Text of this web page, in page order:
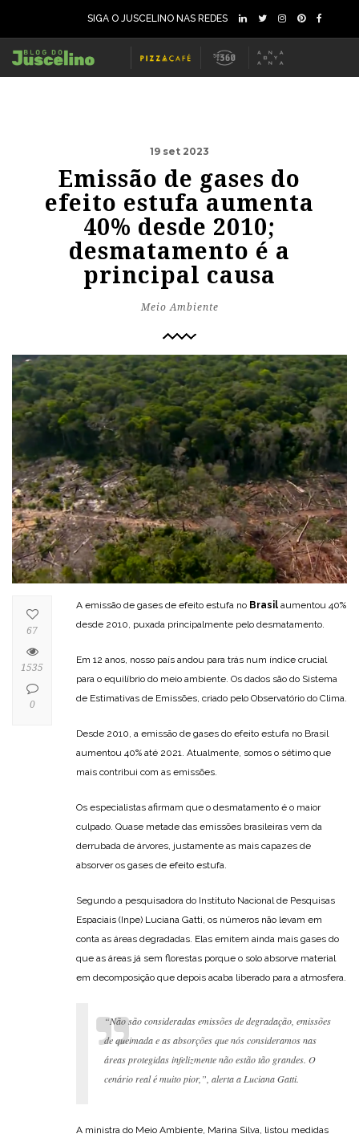
SIGA O JUSCELINO NAS REDES
19 set 2023
Emissão de gases do
efeito estufa aumenta
40% desde 2010;
desmatamento é a
principal causa
Meio Ambiente
A emissão de gases de efeito estufa no Brasil aumentou 40%
desde 2010, puxada principalmente pelo desmatamento.
Em 12 anos, nosso país andou para trás num índice crucial
para o equilíbrio do meio ambiente. Os dados são do Sistema
de Estimativas de Emissões, criado pelo Observatório do Clima.
Desde 2010, a emissão de gases do efeito estufa no Brasil
aumentou 40% até 2021. Atualmente, somos o sétimo que
mais contribui com as emissões.
Os especialistas afirmam que o desmatamento é o maior
culpado. Quase metade das emissões brasileiras vem da
derrubada de árvores, justamente as mais capazes de
absorver os gases de efeito estufa.
Segundo a pesquisadora do Instituto Nacional de Pesquisas
Espaciais (Inpe) Luciana Gatti, os números não levam em
conta as áreas degradadas. Elas emitem ainda mais gases do
que as áreas já sem florestas porque o solo absorve material
em decomposição que depois acaba liberado para a atmosfera.
“Não são consideradas emissões de degradação, emissões
de queimada e as absorções que nós consideramos nas
áreas protegidas infelizmente não estão tão grandes. O
cenário real é muito pior,”, alerta a Luciana Gatti.
A ministra do Meio Ambiente, Marina Silva, listou medidas
67
1535
0